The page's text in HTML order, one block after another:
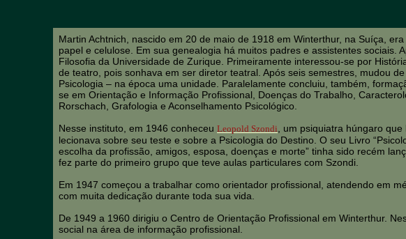
Martin Achtnich, nascido em 20 de maio de 1918 em Winterthur, na Suíça,
papel e celulose. Em sua genealogia há muitos padres e assistentes sociais.
Filosofia da Universidade de Zurique. Primeiramente interessou-se por
de teatro, pois sonhava em ser diretor teatral. Após seis semestres, mudou
Psicologia – na época uma unidade. Paralelamente concluiu, também,
se em Orientação e Informação Profissional, Doenças do Trabalho,
Rorschach, Grafologia e Aconselhamento Psicológico.
Nesse instituto, em 1946 conheceu Leopold Szondi , um psiquiatra húngaro
lecionava sobre seu teste e sobre a Psicologia do Destino. O seu Livro
escolha da profissão, amigos, esposa, doenças e morte” tinha sido recém
fez parte do primeiro grupo que teve aulas particulares com Szondi.
Em 1947 começou a trabalhar como orientador profissional, atendendo em
com muita dedicação durante toda sua vida.
De 1949 a 1960 dirigiu o Centro de Orientação Profissional em Winterthur.
social na área de informação profissional.